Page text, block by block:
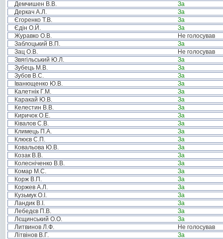
Демчишен В.В.
За
Деркач А.Л.
За
Єгоренко Т.В.
За
Єдін О.Й.
За
Журавко О.В.
Не голосував
Заблоцький В.П.
За
Зац О.В.
Не голосував
Звягільський Ю.Л.
За
Зубець М.В.
За
Зубов В.С.
За
Іванющенко Ю.В.
За
Калетнік Г.М.
За
Каракай Ю.В.
За
Келестин В.В.
За
Киричок О.Е.
За
Ківалов С.В.
За
Климець П.А.
За
Клюєв С.П.
За
Ковальова Ю.В.
За
Козак В.В.
За
Колесніченко В.В.
За
Комар М.С.
За
Корж В.П.
За
Коржев А.Л.
За
Кузьмук О.І.
За
Ландик В.І.
За
Лебедєв П.В.
За
Лєщинський О.О.
За
Литвинов Л.Ф.
Не голосував
Літвінов В.Г.
За